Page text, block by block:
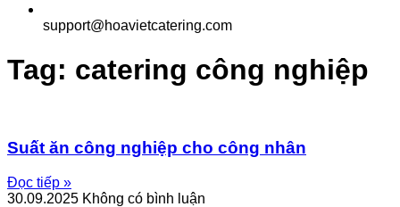
support@hoavietcatering.com
Tag: catering công nghiệp
Suất ăn công nghiệp cho công nhân
Đọc tiếp »
30.09.2025 Không có bình luận